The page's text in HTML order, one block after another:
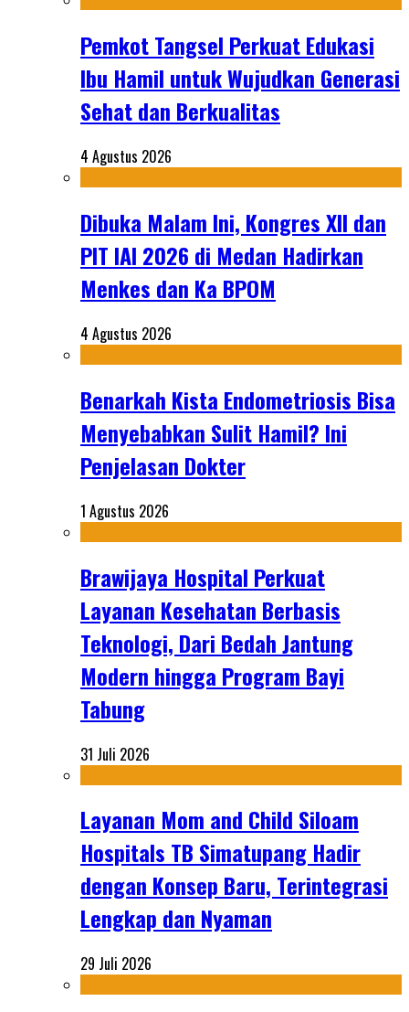
Pemkot Tangsel Perkuat Edukasi
Ibu Hamil untuk Wujudkan Generasi
Sehat dan Berkualitas
4 Agustus 2026
Dibuka Malam Ini, Kongres XII dan
PIT IAI 2026 di Medan Hadirkan
Menkes dan Ka BPOM
4 Agustus 2026
Benarkah Kista Endometriosis Bisa
Menyebabkan Sulit Hamil? Ini
Penjelasan Dokter
1 Agustus 2026
Brawijaya Hospital Perkuat
Layanan Kesehatan Berbasis
Teknologi, Dari Bedah Jantung
Modern hingga Program Bayi
Tabung
31 Juli 2026
Layanan Mom and Child Siloam
Hospitals TB Simatupang Hadir
dengan Konsep Baru, Terintegrasi
Lengkap dan Nyaman
29 Juli 2026